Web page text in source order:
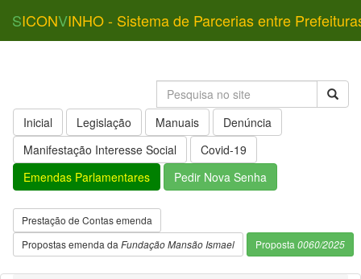
SICONVINHO - Sistema de Parcerias entre
Inicial Legislação Manuais
Denúncia
Manifestação Interesse Social
Covid-19
Emendas Parlamentares
Pedir Nova Senha
Prestação de Contas emenda
Propostas emenda da Fundação Mansão Ismael Proposta 0060/2025